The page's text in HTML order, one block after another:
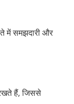
में समझदारी और
हैं, जिससे